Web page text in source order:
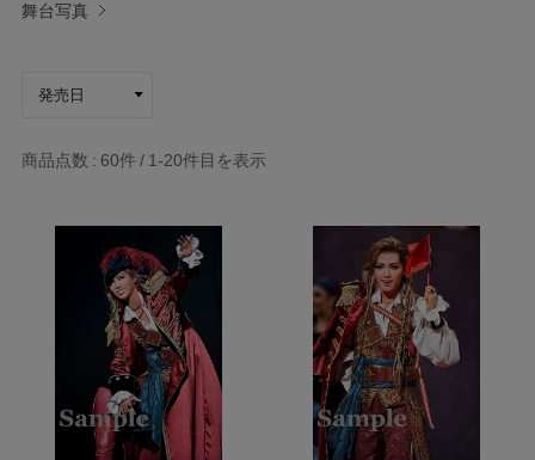
舞台写真
商品点数 60件 1-20件目を表示